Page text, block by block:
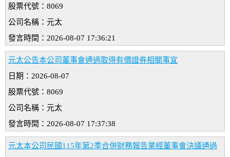
股票代號：8069
公司名稱：元太
發言時間：2026-08-07 17:36:21
元太公告本公司董事會通過取得有價證券相關事宜
日期：2026-08-07
股票代號：8069
公司名稱：元太
發言時間：2026-08-07 17:37:38
元太本公司民國115年第2季合併財務報告業經董事會決議通過